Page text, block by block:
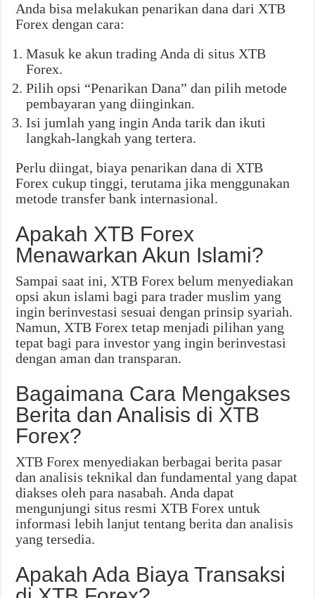
Anda bisa melakukan penarikan dana dari XTB
Forex dengan cara:
Masuk ke akun trading Anda di situs XTB
Forex.
Pilih opsi “Penarikan Dana” dan pilih metode
pembayaran yang diinginkan.
Isi jumlah yang ingin Anda tarik dan ikuti
langkah-langkah yang tertera.
Perlu diingat, biaya penarikan dana di XTB
Forex cukup tinggi, terutama jika menggunakan
metode transfer bank internasional.
Apakah XTB Forex
Menawarkan Akun Islami?
Sampai saat ini, XTB Forex belum menyediakan
opsi akun islami bagi para trader muslim yang
ingin berinvestasi sesuai dengan prinsip syariah.
Namun, XTB Forex tetap menjadi pilihan yang
tepat bagi para investor yang ingin berinvestasi
dengan aman dan transparan.
Bagaimana Cara Mengakses
Berita dan Analisis di XTB
Forex?
XTB Forex menyediakan berbagai berita pasar
dan analisis teknikal dan fundamental yang dapat
diakses oleh para nasabah. Anda dapat
mengunjungi situs resmi XTB Forex untuk
informasi lebih lanjut tentang berita dan analisis
yang tersedia.
Apakah Ada Biaya Transaksi